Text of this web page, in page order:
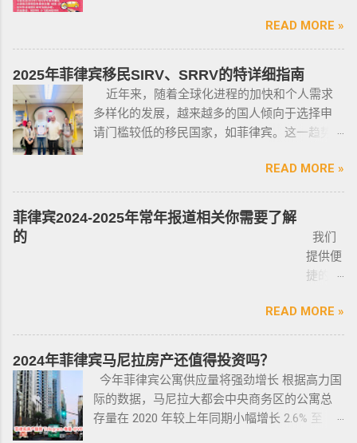
小型枪械，原因是他们的职业“岌岌可危”。 只有
处于实际的威胁之下，或者由于职业丶专业或
商业性质而处于危险之中的人，才会被认定为
有资格申请。 由于经商需要，存在较高风险成
为犯罪分子目标的商人，也可以申请携带许可
证。 据悉，这些行业的人们必须通过药物和心
的两年以上徒刑的案子，才可以获得特殊枪支
下，才可以携带枪支。 菲律宾当局表示，新法
律将帮助他们更好地规范使用枪械，遏制涉枪
犯罪。 该法律更严厉规定，个人如果非法持有
无牌枪支且被定罪的话，将面临至少入狱30
禁止公民携带枪支进入公共场合的禁令，即使
是未当班的警察，在公共场合携带配枪，也会
因此而被逮捕。 要求枪支持有者，每两年更新
一次执照，并每四年登记一次枪支。 如果不遵
守，将导致撤销和没收枪支。 续期申请，需要
在该许可证期满之日前六个月内，向菲律宾国
请主动告知咨询项目，菲律宾MAKATI 实体公
什么是遣返令VDO（Voluntary Deportation
Order） 一般都是非法行为导致被遣返，情节比
较严重。例如19-20年，很多客户是非法用落地
签转旅游签。 一般遣返客户都会成为“菲律宾不
次再来需要洗黑。 哪些情况会被遣返？ 1. 落地
签转旅游签的旅客，如果没有提前在移民局处
理，出境在机场就被扣护照。 2. 2016年克拉克
事件被抓的，又保关入境的客户必须要做遣返
才能出境。 3. 在菲律宾工作无牌照被本地警察
抓，在拘留所等待遣返或保出来做遣返。 4. 在
5. 在机场海关是黑名单保关入境的，回国要做
了NBI，这2步做好了以后如果不着急走，最长
等待时间是半年。半年内都可以随时走。 菲律
宾做了遣返会是黑名单吗？ 但凡做了遣返都是
黑名单。遣返的流程第一步就是申请驱逐令。
律宾就可以买一辆代步车，所以此贴仅供预算
有限的新人提供参考，大神勿喷。 废话不多
说，菲律宾买车的时候最好选择本地人开的车
行，年限4年内的最好，一般没啥通病，最好自
己去网上搜索，二手车网站也可以，原因我就
不详细说明了，中国人卖的车很多调表 很多有
急下单，一定要多渠道比价，多维度评估，最
车人和 和你交易的是不是同一个人 ； 在菲买二
手车一般都是车主将车卖给车行，车行再把车
卖给你，所以有几个细节你要注意了： 1、你会
拿到两份合同，第一份是车主卖给车行的，这
是否一致，车主ID和车行老板ID复印件作为合同
附件一同给你，每一个ID旁边都要有车主的签
名； 2、第二份合同一般都是一张空白的合同，
只有车行的签字，所以你要核对签字是否一
致，如果可以尽量多要一些签过字的合同，后
面会说为什么； 3、检查CR/OR原件，原件，原
READ MORE »
2025年菲律宾移民SIRV、SRRV的特详细指南
近年来，随着全球化进程的加快和个人需求
多样化的发展，越来越多的国人倾向于选择申
请门槛较低的移民国家，如菲律宾。这一趋势
申请菲律宾的移民签证呢？ 接下来，我们将
分析菲律宾移民签证之所以 备受欢迎的几大原
因，并简要概述其申请条件与流程。菲律宾移
民签证和其他国家相比有很多独特的优势：其
申请成本相对较低，地理位置与中国相近，没
有繁琐的移民监限制，为申请者提供了极大的
签证：SRRV（退休移民签证）和SIRV（投资移
供了一个额外的永居身份，成功获得这些签证
后，不仅能在菲律宾享受更多福利与权益，而
且申请者的原有国籍与原有权益不会受到影
响。 退休移民签证——SRRV
READ MORE »
菲律宾2024-2025年常年报道相关你需要了解
的
我们
提供便
捷的菲
侨常年
报道服
需要提
供
ICARD
READ MORE »
2024年菲律宾马尼拉房产还值得投资吗？
今年菲律宾公寓供应量将强劲增长 根据高力国
际的数据，马尼拉大都会中央商务区的公寓总
存量在 2020 年较上年同期小幅增长 2.6% 至